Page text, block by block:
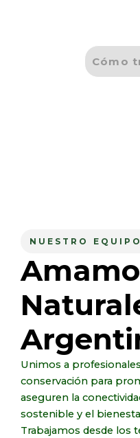
Cómo
NUESTRO EQUIPO
Unimos a
conservación para
aseguren la
sostenible y el
Trabajamos desde los